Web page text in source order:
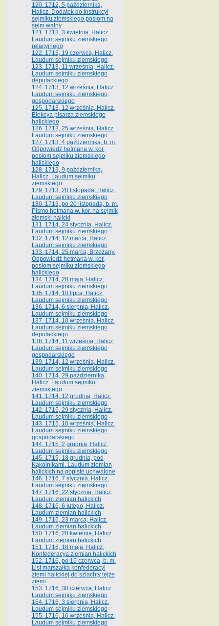
120. 1712, 5 października,
Halicz. Dodatek do instrukcyi
sejmiku ziemskiego posłom na
sejm walny
121. 1713, 3 kwietnia, Halicz.
Laudum sejmiku ziemskiego
relacyjnego
122. 1713, 19 czerwca, Halicz.
Laudum sejmiku ziemskiego
123. 1713, 11 września, Halicz.
Laudum sejmiku ziemskiego
deputackiego
124. 1713, 12 września, Halicz.
Laudum sejmiku ziemskiego
gospodarskiego
125. 1713, 12 września, Halicz.
Elekcya pisarza ziemskiego
halickiego
126. 1713, 25 września, Halicz.
Laudum sejmiku ziemskiego
127. 1713, 4 października, b. m.
Odpowiedź hetmana w. kor.
posłom sejmiku ziemskiego
halickiego
128. 1713, 9 października,
Halicz. Laudum sejmiku
ziemskiego
129. 1713, 20 listopada, Halicz.
Laudum sejmiku ziemskiego
130. 1713, po 20 listopada, b. m.
Pismo hetmana w. kor. na sejmik
ziemski halicki
131. 1714, 24 stycznia, Halicz.
Laudum sejmiku ziemskiego
132. 1714, 12 marca, Halicz.
Laudum sejmiku ziemskiego
133. 1714, 25 marca, Brzeżany.
Odpowiedź hetmana w. kor.
posłom sejmiku ziemskiego
halickiego
134. 1714, 28 maja, Halicz.
Laudum sejmiku ziemskiego
135. 1714, 10 lipca, Halicz.
Laudum sejmiku ziemskiego
136. 1714, 6 sierpnia, Halicz.
Laudum sejmiku ziemskiego
137. 1714, 10 września, Halicz.
Laudum sejmiku ziemskiego
deputackiego
138. 1714, 11 września, Halicz.
Laudum sejmiku ziemskiego
gospodarskiego
139. 1714, 12 września, Halicz.
Laudum sejmiku ziemskiego
140. 1714, 29 października,
Halicz. Laudum sejmiku
ziemskiego
141. 1714, 12 grudnia, Halicz.
Laudum sejmiku ziemskiego
142. 1715, 29 stycznia, Halicz.
Laudum sejmiku ziemskiego
143. 1715, 10 września, Halicz.
Laudum sejmiku ziemskiego
gospodarskiego
144. 1715, 2 grudnia, Halicz.
Laudum sejmiku ziemskiego
145. 1715, 18 grudnia, pod
Kąkolnikami. Laudum ziemian
halickich na popisie uchwalone
146. 1716, 7 stycznia, Halicz.
Laudum sejmiku ziemskiego
147. 1716, 22 stycznia, Halicz.
Laudum ziemian halickich
148. 1716, 6 lutego, Halicz.
Laudum ziemian halickich
149. 1716, 23 marca, Halicz.
Laudum ziemian halickich
150. 1716, 20 kwietnia, Halicz.
Laudum ziemian halickich
151. 1716, 18 maja, Halicz.
Konfederacya ziemian halickich
152. 1716, po 15 czerwca, b. m.
List marszałka konfederacyi
ziemi halickiej do szlachty tejże
ziemi
153. 1716, 30 czerwca, Halicz.
Laudum sejmiku ziemskiego
154. 1716, 3 sierpnia, Halicz.
Laudum sejmiku ziemskiego
155. 1716, 16 września, Halicz.
Laudum sejmiku ziemskiego